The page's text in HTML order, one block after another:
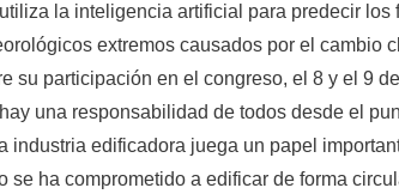
la inteligencia artificial para predecir los
extremos causados por el cambio
su participación en el congreso, el 8 y el 9
una responsabilidad de todos desde el
industria edificadora juega un papel
se ha comprometido a edificar de forma